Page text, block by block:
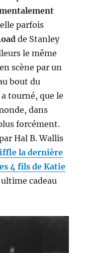
parfois
de Stanley
le même
scène par un
bout du
tourné, que le
dans
forcément.
Hal B. Wallis
la dernière
4 fils de Katie
cadeau